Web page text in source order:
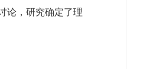
论，研究确定了理